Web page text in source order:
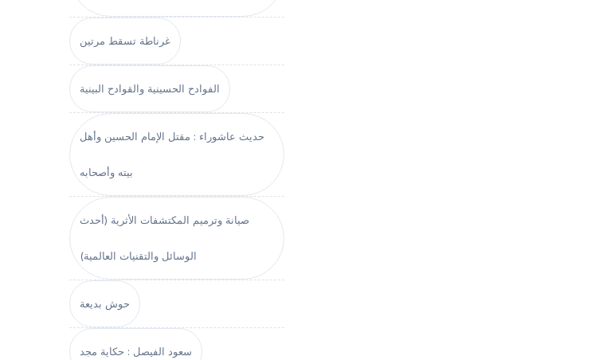
غرناطة تسقط مرتين
الفوادح الحسينية والقوادح البينية
حديث عاشوراء : مقتل الإمام الحسين وأهل
بيته وأصحابه
صيانة وترميم المكتشفات الأثرية (أحدث
الوسائل والتقنيات العالمية)
حوش بديعة
سعود الفيصل : حكاية مجد